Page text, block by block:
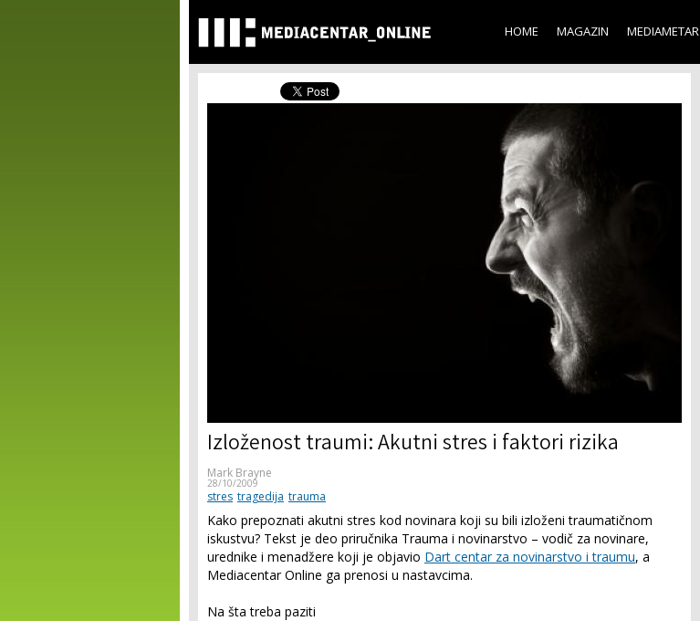
main
content
HOME MAGAZIN MEDIAMETAR
Izloženost traumi: Akutni stres i faktori rizika
Mark Brayne
28/10/2009
stres tragedija trauma
Kako prepoznati akutni stres kod novinara koji su bili izloženi traumatičnom
iskustvu? Tekst je deo priručnika Trauma i novinarstvo – vodič za novinare,
urednike i menadžere koji je objavio Dart centar za novinarstvo i traumu, a
Mediacentar Online ga prenosi u nastavcima.
Na šta treba paziti